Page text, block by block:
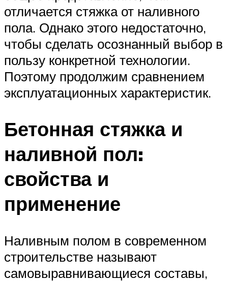
отличается стяжка от наливного
пола. Однако этого недостаточно,
чтобы сделать осознанный выбор в
пользу конкретной технологии.
Поэтому продолжим сравнением
эксплуатационных характеристик.
Бетонная стяжка и
наливной пол:
свойства и
применение
Наливным полом в современном
строительстве называют
самовыравнивающиеся составы,